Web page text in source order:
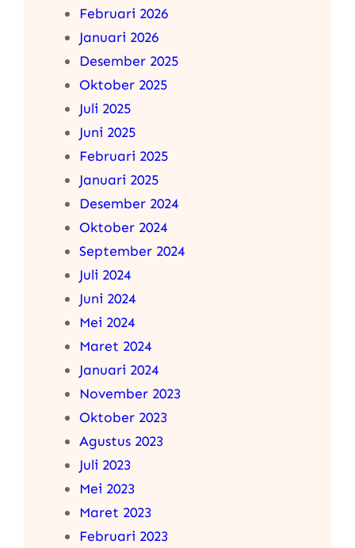
Februari 2026
Januari 2026
Desember 2025
Oktober 2025
Juli 2025
Juni 2025
Februari 2025
Januari 2025
Desember 2024
Oktober 2024
September 2024
Juli 2024
Juni 2024
Mei 2024
Maret 2024
Januari 2024
November 2023
Oktober 2023
Agustus 2023
Juli 2023
Mei 2023
Maret 2023
Februari 2023